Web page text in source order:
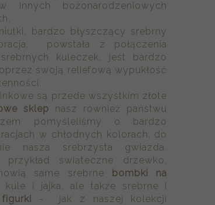
innych bożonarodzeniowych
bardzo błyszczący srebrny
powstała z połączenia
kuleczek, jest bardzo
swoją reliefową wypukłość
są przede wszystkim złote
sklep nasz również państwu
pomyśleliśmy o bardzo
w chłodnych kolorach, do
nasza srebrzysta gwiazda.
świąteczne drzewko,
same srebrne
bombki na
i jajka, ale także srebrne i
- jak z naszej kolekcji